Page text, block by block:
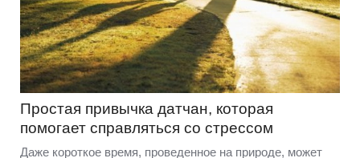
Простая привычка датчан, которая
помогает справляться со стрессом
Даже короткое время, проведенное на природе, может